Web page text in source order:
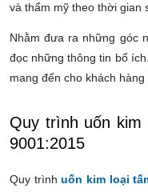
và thẩm mỹ theo thời gian
Nhằm đưa ra những góc
đọc những thông tin bổ
mang đến cho khách
Quy trình uốn kim
9001:2015
Quy trìnhuốn kim loại